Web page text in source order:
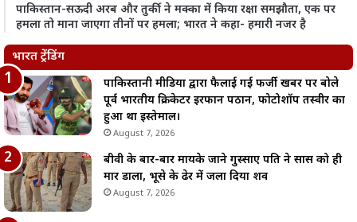
पाकिस्तान-सऊदी अरब और तुर्की ने मक्का में किया रक्षा समझौता, एक पर
हमला तो माना जाएगा तीनों पर हमला; भारत ने कहा- हमारी नजर है
भारत ट्रेंडिंग
पाकिस्तानी मीडिया द्वारा फैलाई गई फर्जी खबर पर बोले
पूर्व भारतीय क्रिकेटर इरफान पठान, फोटोशॉप तस्वीर का
हुआ था इस्तेमाल।
August 7, 2026
बीवी के बार-बार मायके जाने गुस्साए पति ने सास को ही
मार डाला, भूसे के ढेर में जला दिया शव
August 7, 2026